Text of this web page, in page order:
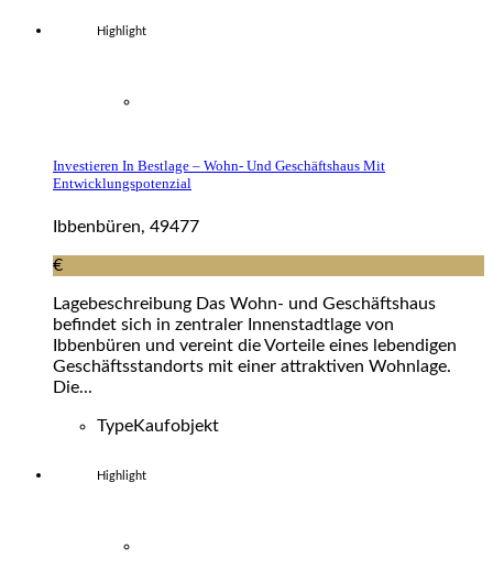
Highlight
Investieren In Bestlage – Wohn- Und Geschäftshaus Mit
Entwicklungspotenzial
Ibbenbüren, 49477
€
Lagebeschreibung Das Wohn- und Geschäftshaus
befindet sich in zentraler Innenstadtlage von
Ibbenbüren und vereint die Vorteile eines lebendigen
Geschäftsstandorts mit einer attraktiven Wohnlage.
Die...
TypeKaufobjekt
Highlight